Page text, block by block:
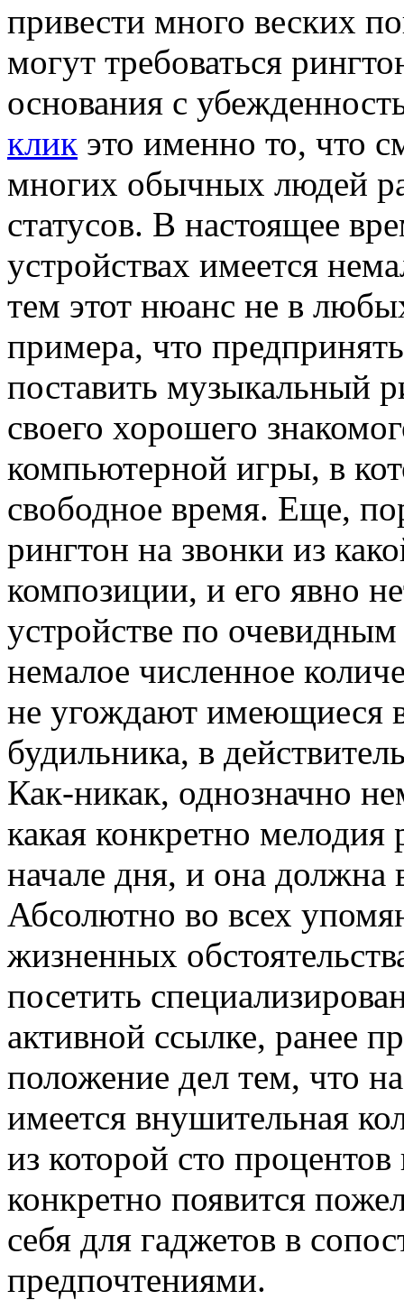
привести много веских
могут требоваться
основания с
клик это именно то, что
многих обычных людей
статусов. В настоящее
устройствах имеется
тем этот нюанс не в
примера, что
поставить музыкальный
своего хорошего
компьютерной игры, в
свободное время. Еще,
рингтон на звонки из
композиции, и его явно
устройстве по
немалое численное
не угождают имеющиеся
будильника, в
Как-никак, однозначно
какая конкретно
начале дня, и она
Абсолютно во всех
жизненных
посетить
активной ссылке, ранее
положение дел тем, что
имеется внушительная
из которой сто
конкретно появится
себя для гаджетов в
предпочтениями.